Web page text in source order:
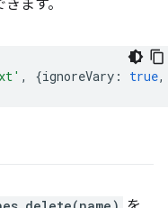
ます。
, {ignoreVary : true,